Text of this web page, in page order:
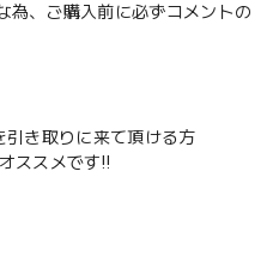
、ご購入前に必ずコメントの
き取りに来て頂ける方
ススメです‼️